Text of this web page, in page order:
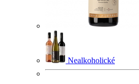
Nealkoholické